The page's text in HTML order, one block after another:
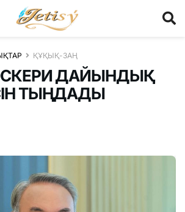
ҚҰҚЫҚ-ЗАҢ
ДАЙЫНДЫҚ
ТЫҢДАДЫ